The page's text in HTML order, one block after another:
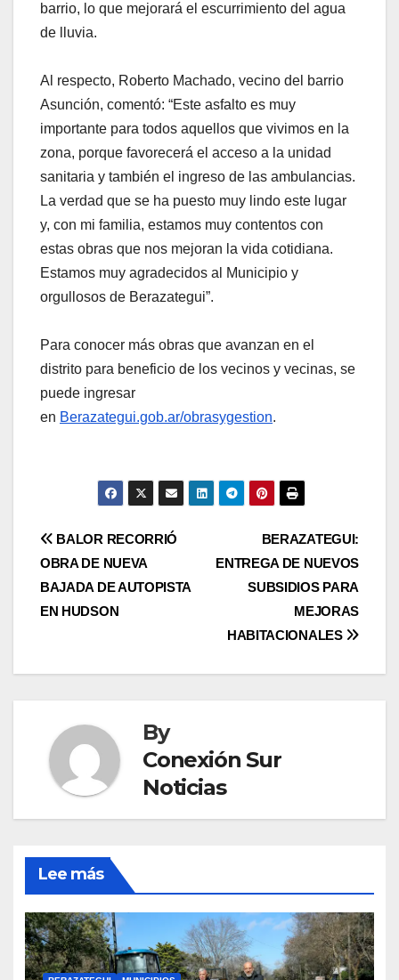
barrio, lo que mejorará el escurrimiento del agua
de lluvia.
Al respecto, Roberto Machado, vecino del barrio
Asunción, comentó: “Este asfalto es muy
importante para todos aquellos que vivimos en la
zona, porque favorecerá el acceso a la unidad
sanitaria y también el ingreso de las ambulancias.
La verdad que se ha puesto muy lindo este lugar
y, con mi familia, estamos muy contentos con
estas obras que nos mejoran la vida cotidiana.
Estamos muy agradecidos al Municipio y
orgullosos de Berazategui”.
Para conocer más obras que avanzan en el
distrito para beneficio de los vecinos y vecinas, se
puede ingresar
en Berazategui.gob.ar/obrasygestion.
Post
navigation
BERAZATEGUI:
ENTREGA DE NUEVOS
SUBSIDIOS PARA
MEJORAS
HABITACIONALES
BALOR RECORRIÓ
OBRA DE NUEVA
BAJADA DE AUTOPISTA
EN HUDSON
By
Conexión Sur
Noticias
Lee más